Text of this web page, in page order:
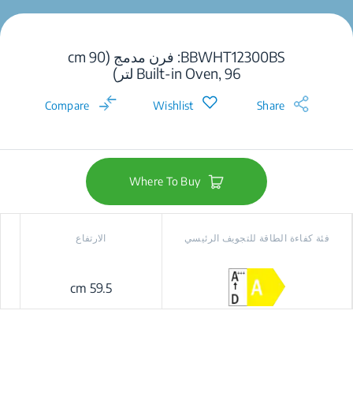
BBWHT12300BS: فرن مدمج (90 cm
Built-in Oven, 96 لتر)
Share
Wishlist
Compare
Where To Buy
فئة كفاءة الطاقة للتجويف الرئيسي الارتفاع
59.5 cm